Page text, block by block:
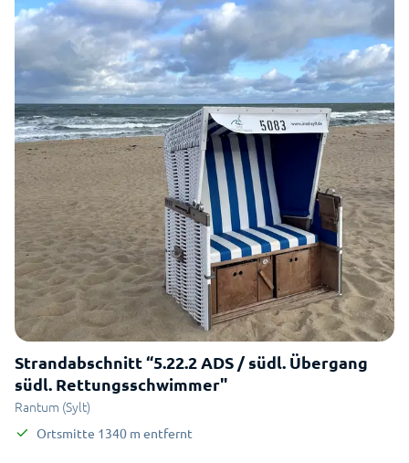
Strandabschnitt “5.22.2 ADS / südl. Übergang
südl. Rettungsschwimmer"
Rantum (Sylt)
Ortsmitte 1340 m entfernt